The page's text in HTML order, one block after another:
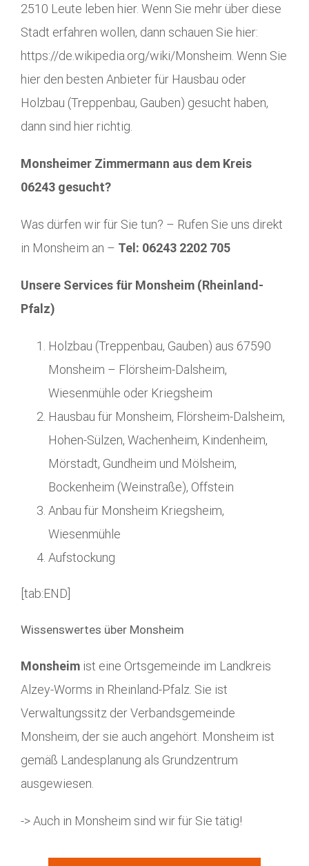
2510 Leute leben hier. Wenn Sie mehr über diese
Stadt erfahren wollen, dann schauen Sie hier:
https://de.wikipedia.org/wiki/Monsheim. Wenn Sie
hier den besten Anbieter für Hausbau oder
Holzbau (Treppenbau, Gauben) gesucht haben,
dann sind hier richtig.
Monsheimer Zimmermann aus dem Kreis
06243 gesucht?
Was dürfen wir für Sie tun? – Rufen Sie uns direkt
in Monsheim an – Tel: 06243 2202 705
Unsere Services für Monsheim (Rheinland-
Pfalz)
Holzbau (Treppenbau, Gauben) aus 67590
Monsheim – Flörsheim-Dalsheim,
Wiesenmühle oder Kriegsheim
Hausbau für Monsheim, Flörsheim-Dalsheim,
Hohen-Sülzen, Wachenheim, Kindenheim,
Mörstadt, Gundheim und Mölsheim,
Bockenheim (Weinstraße), Offstein
Anbau für Monsheim Kriegsheim,
Wiesenmühle
Aufstockung
[tab:END]
Wissenswertes über Monsheim
Monsheim ist eine Ortsgemeinde im Landkreis
Alzey-Worms in Rheinland-Pfalz. Sie ist
Verwaltungssitz der Verbandsgemeinde
Monsheim, der sie auch angehört. Monsheim ist
gemäß Landesplanung als Grundzentrum
ausgewiesen.
-> Auch in Monsheim sind wir für Sie tätig!